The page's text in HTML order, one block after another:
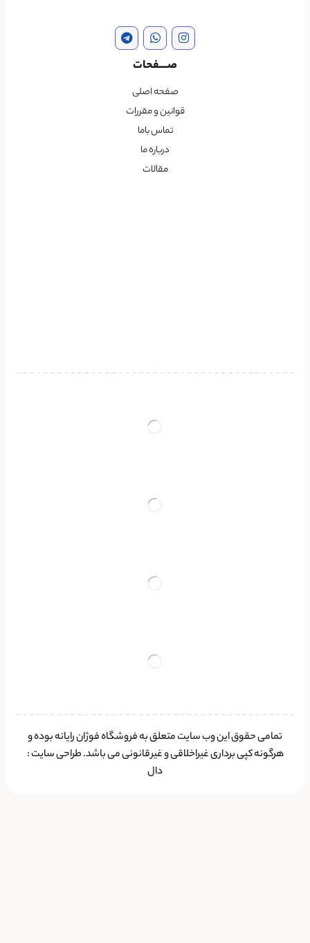
صــــفحات
صفحه اصلی
قوانین و مقررات
تماس باما
درباره ما
مقالات
تمامی حقوق این وب سایت متعلق به فروشگاه فوژان رایانه بوده و
هرگونه کپی برداری غیراخلاقی و غیرقانونی می باشد.طراحی سایت:
دال